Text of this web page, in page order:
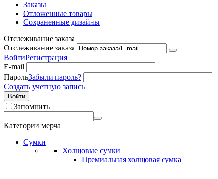
Заказы
Отложенные товары
Сохраненные дизайны
Отслеживание заказа
Отслеживание заказа
ВойтиРегистрация
E-mail
ПарольЗабыли пароль?
Создать учетную запись
Войти
Запомнить
Категории мерча
Сумки
Холщовые сумки
Премиальная холщовая сумка